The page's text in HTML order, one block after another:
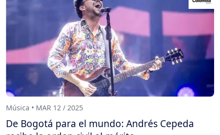
Música • MAR 12 / 2025
De Bogotá para el mundo: Andrés Cepeda